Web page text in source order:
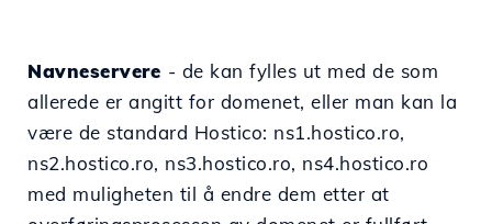
Navneservere - de kan fylles ut med de som
allerede er angitt for domenet, eller man kan la
være de standard Hostico: ns1.hostico.ro,
ns2.hostico.ro, ns3.hostico.ro, ns4.hostico.ro
med muligheten til å endre dem etter at